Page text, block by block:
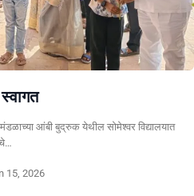
आंबी बुद्रुक येथील सोमेश्वर विद्यालयात
15, 2026